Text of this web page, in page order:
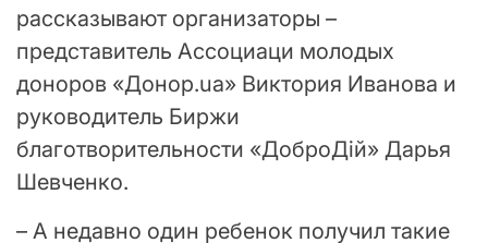
рассказывают организаторы –
представитель Ассоциаци молодых
доноров «Донор.ua» Виктория Иванова и
руководитель Биржи
благотворительности «ДоброДій» Дарья
Шевченко.
– А недавно один ребенок получил такие